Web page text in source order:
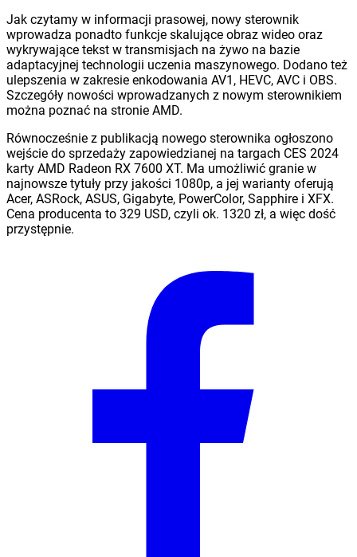
Jak czytamy w informacji prasowej, nowy sterownik
wprowadza ponadto funkcje skalujące obraz wideo oraz
wykrywające tekst w transmisjach na żywo na bazie
adaptacyjnej technologii uczenia maszynowego. Dodano też
ulepszenia w zakresie enkodowania AV1, HEVC, AVC i OBS.
Szczegóły nowości wprowadzanych z nowym sterownikiem
można poznać na stronie AMD.
Równocześnie z publikacją nowego sterownika ogłoszono
wejście do sprzedaży zapowiedzianej na targach CES 2024
karty AMD Radeon RX 7600 XT. Ma umożliwić granie w
najnowsze tytuły przy jakości 1080p, a jej warianty oferują
Acer, ASRock, ASUS, Gigabyte, PowerColor, Sapphire i XFX.
Cena producenta to 329 USD, czyli ok. 1320 zł, a więc dość
przystępnie.